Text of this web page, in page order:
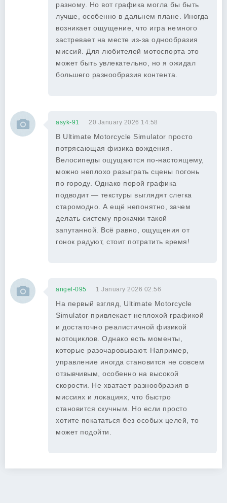
разному. Но вот графика могла бы быть
лучше, особенно в дальнем плане. Иногда
возникает ощущение, что игра немного
застревает на месте из-за однообразия
миссий. Для любителей мотоспорта это
может быть увлекательно, но я ожидал
большего разнообразия контента.
asyk-91 20 January 2026 14:58
В Ultimate Motorcycle Simulator просто
потрясающая физика вождения.
Велосипеды ощущаются по-настоящему,
можно неплохо разыграть сцены погонь
по городу. Однако порой графика
подводит — текстуры выглядят слегка
старомодно. А ещё непонятно, зачем
делать систему прокачки такой
запутанной. Всё равно, ощущения от
гонок радуют, стоит потратить время!
angel-095 1 January 2026 02:56
На первый взгляд, Ultimate Motorcycle
Simulator привлекает неплохой графикой
и достаточно реалистичной физикой
мотоциклов. Однако есть моменты,
которые разочаровывают. Например,
управление иногда становится не совсем
отзывчивым, особенно на высокой
скорости. Не хватает разнообразия в
миссиях и локациях, что быстро
становится скучным. Но если просто
хотите покататься без особых целей, то
может подойти.